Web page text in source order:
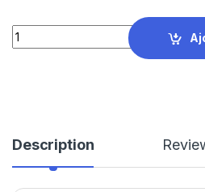
Écran tactile Android à stylet
Description